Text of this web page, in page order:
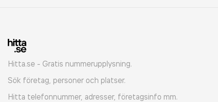
Hitta.se - Gratis nummerupplysning.
Sök företag, personer och platser.
Hitta telefonnummer, adresser, företagsinfo mm.